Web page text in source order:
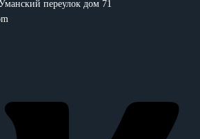
переулок дом 71